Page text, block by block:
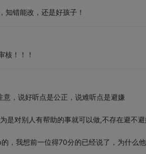
知错能改，还是好孩子！
核！！！
意，说好听点是公正，说难听点是避嫌
是对别人有帮助的事就可以做,不存在避不
，我想前一位得70分的已经说了，为什么